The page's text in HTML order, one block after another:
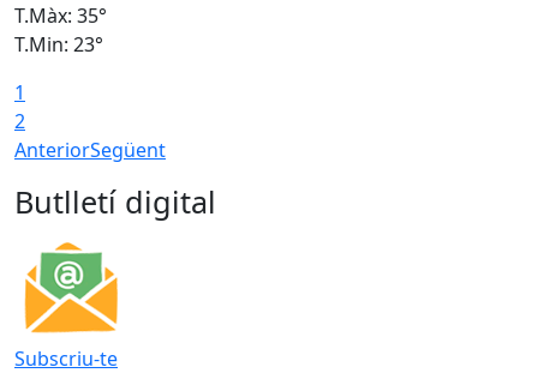
T.Màx: 35°
T.Min: 23°
1
2
AnteriorSegüent
Butlletí digital
Subscriu-te